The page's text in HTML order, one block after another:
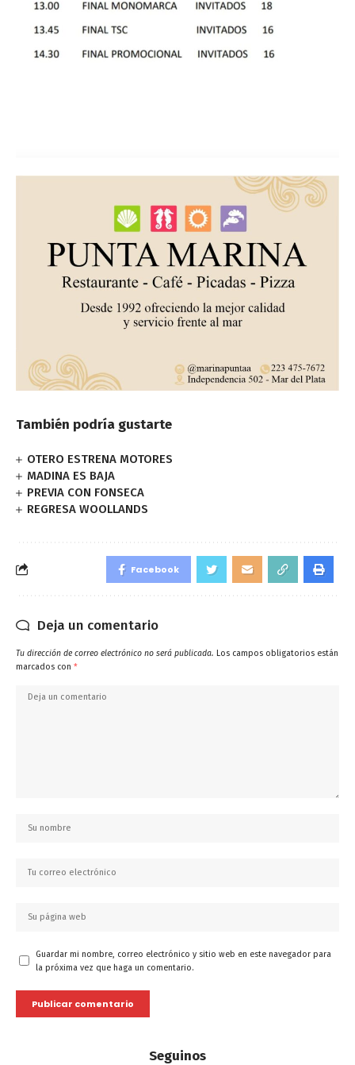
También podría gustarte
OTERO ESTRENA MOTORES
MADINA ES BAJA
PREVIA CON FONSECA
REGRESA WOOLLANDS
Facebook
Deja un comentario
Tu dirección de correo electrónico no será publicada. Los campos obligatorios están
marcados con *
Guardar mi nombre, correo electrónico y sitio web en este navegador para
la próxima vez que haga un comentario.
Seguinos